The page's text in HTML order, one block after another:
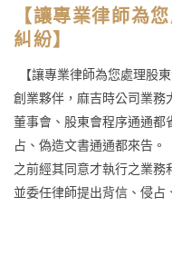
【讓專業律師為
糾紛】
【讓專業律師為您處理股
創業夥伴，麻吉時公司業務
董事會、股東會程序通通都
占、偽造文書通通都來告
之前經其同意才執行之業務
並委任律師提出背信、侵占